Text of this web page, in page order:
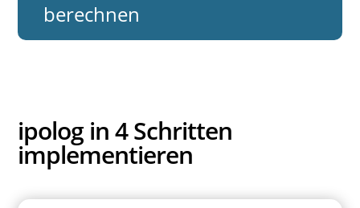
berechnen
ipolog in 4 Schritten
implementieren